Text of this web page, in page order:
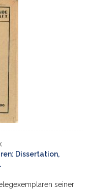
Dissertation,
seiner